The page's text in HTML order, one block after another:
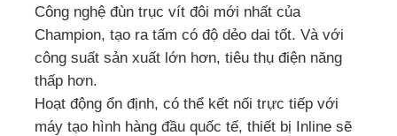
Kiểm soát chất lượng
Liên hệ với chúng tôi
Công nghệ đùn trục vít đôi mới nhất của
Champion, tạo ra tấm có độ dẻo dai tốt. Và với
công suất sản xuất lớn hơn, tiêu thụ điện năng
thấp hơn.
Hoạt động ổn định, có thể kết nối trực tiếp với
máy tạo hình hàng đầu quốc tế, thiết bị Inline sẽ